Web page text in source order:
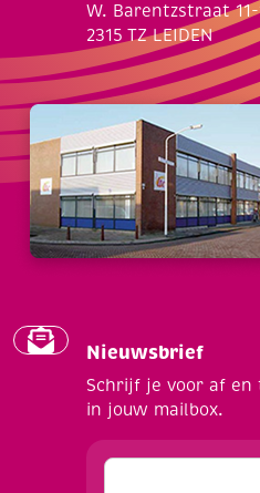
W. Barentzstraat 11-
2315 TZ LEIDEN
Nieuwsbrief
Schrijf je voor af en
in jouw mailbox.